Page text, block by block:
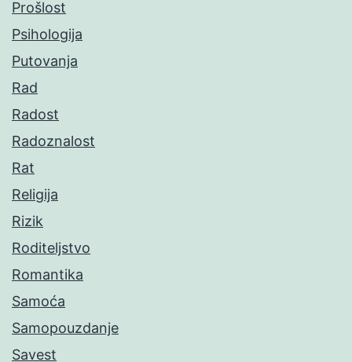
Prošlost
Psihologija
Putovanja
Rad
Radost
Radoznalost
Rat
Religija
Rizik
Roditeljstvo
Romantika
Samoća
Samopouzdanje
Savest